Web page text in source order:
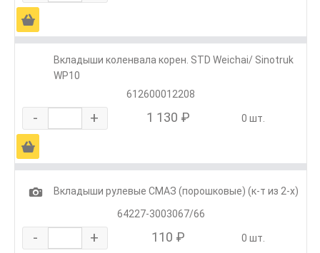
Ä
Вкладыши коленвала корен. STD Weichai/ Sinotruk
WP10
612600012208
- + 1 130 ₽ 0 шт.
Ä
1
Вкладыши рулевые СМАЗ (порошковые) (к-т из 2-х)
64227-3003067/66
- + 110 ₽ 0 шт.